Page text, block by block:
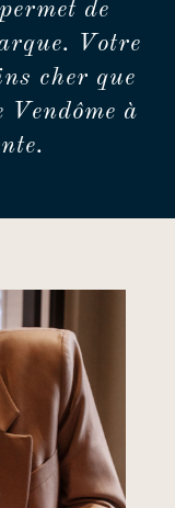
de
Votre
cher que
à